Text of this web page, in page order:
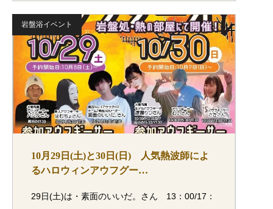
岩盤浴イベント
10月29日(土)と30日(日) 人気熱波師によ
るハロウィンアウフグー…
29日(土)は・素面のいいだ。さん 13：00/17：